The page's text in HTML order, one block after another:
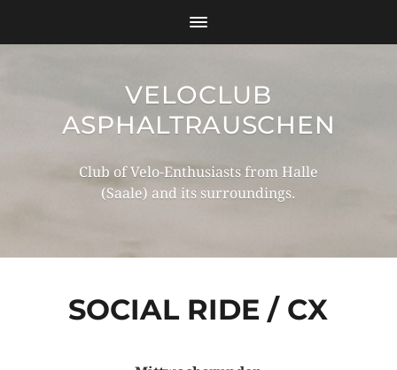
VELOCLUB
ASPHALTRAUSCHEN
Club of Velo-Enthusiasts from Halle
(Saale) and its surroundings.
SOCIAL RIDE / CX